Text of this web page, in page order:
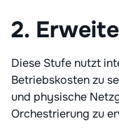
2.
Diese Stufe nutzt
Betriebskosten zu
und physische
Orchestrierung zu